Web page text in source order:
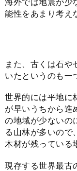
海外では地震が少
能性をあまり考え
また、古くは石や
いたというのも一
世界的には平地に
が早いうちから進
の地域が少ないの
る山林が多いので
木材が残っている
現存する世界最古